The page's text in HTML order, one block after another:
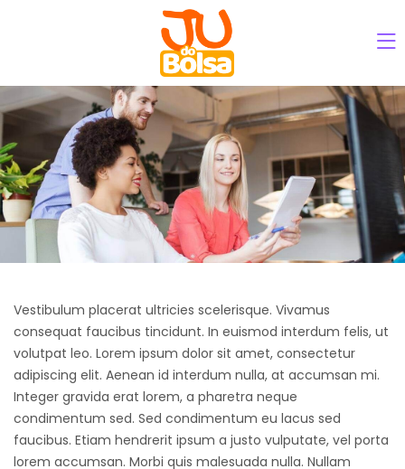
Vestibulum placerat ultricies scelerisque. Vivamus
consequat faucibus tincidunt. In euismod interdum felis, ut
volutpat leo. Lorem ipsum dolor sit amet, consectetur
adipiscing elit. Aenean id interdum nulla, at accumsan mi.
Integer gravida erat lorem, a pharetra neque
condimentum sed. Sed condimentum eu lacus sed
faucibus. Etiam hendrerit ipsum a justo vulputate, vel porta
lorem accumsan. Morbi quis malesuada nulla. Nullam